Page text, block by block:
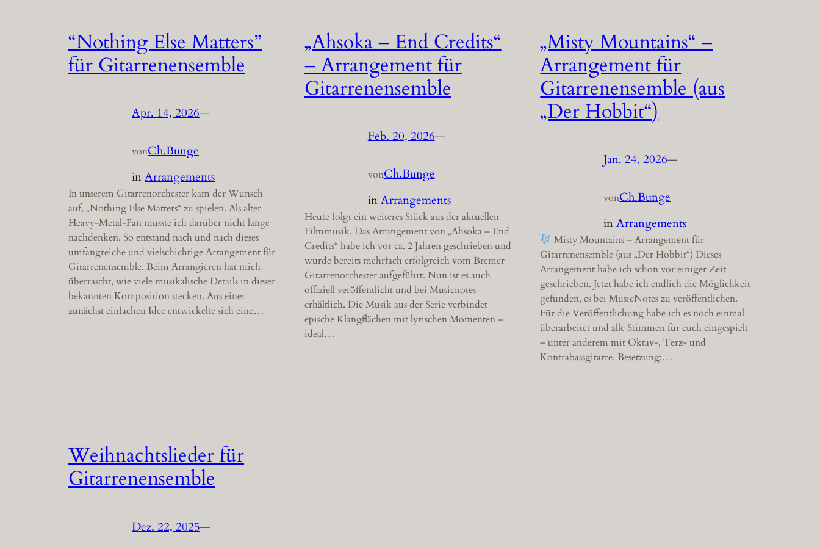
“Nothing Else Matters”
für Gitarrenensemble
Apr. 14, 2026—
vonCh.Bunge
inArrangements
In unserem Gitarrenorchester kam der Wunsch
auf, „Nothing Else Matters“ zu spielen. Als alter
Heavy-Metal-Fan musste ich darüber nicht lange
nachdenken. So entstand nach und nach dieses
umfangreiche und vielschichtige Arrangement für
Gitarrenensemble. Beim Arrangieren hat mich
überrascht, wie viele musikalische Details in dieser
bekannten Komposition stecken. Aus einer
zunächst einfachen Idee entwickelte sich eine…
„Ahsoka – End Credits“
– Arrangement für
Gitarrenensemble
Feb. 20, 2026—
vonCh.Bunge
inArrangements
Heute folgt ein weiteres Stück aus der aktuellen
Filmmusik. Das Arrangement von „Ahsoka – End
Credits“ habe ich vor ca. 2 Jahren geschrieben und
wurde bereits mehrfach erfolgreich vom Bremer
Gitarrenorchester aufgeführt. Nun ist es auch
offiziell veröffentlicht und bei Musicnotes
erhältlich. Die Musik aus der Serie verbindet
epische Klangflächen mit lyrischen Momenten –
ideal…
„Misty Mountains“ –
Arrangement für
Gitarrenensemble (aus
„Der Hobbit“)
Jan. 24, 2026—
vonCh.Bunge
inArrangements
Misty Mountains – Arrangement für
Gitarrenensemble (aus „Der Hobbit“) Dieses
Arrangement habe ich schon vor einiger Zeit
geschrieben. Jetzt habe ich endlich die Möglichkeit
gefunden, es bei MusicNotes zu veröffentlichen.
Für die Veröffentlichung habe ich es noch einmal
überarbeitet und alle Stimmen für euch eingespielt
– unter anderem mit Oktav-, Terz- und
Kontrabassgitarre. Besetzung:…
Weihnachtslieder für
Gitarrenensemble
Dez. 22, 2025—